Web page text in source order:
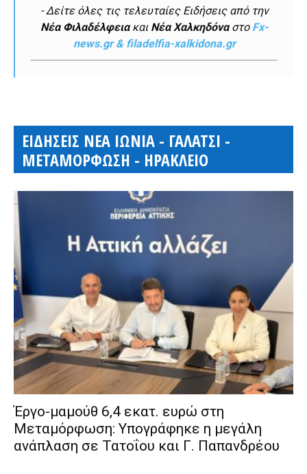
- Δείτε όλες τις τελευταίες Ειδήσεις από την
Νέα Φιλαδέλφειακαι Νέα Χαλκηδόναστο Fx-
news.gr & filadelfia-xalkidona.gr
ΕΙΔΗΣΕΙΣ ΝΕΑ ΙΩΝΙΑ - ΓΑΛΑΤΣΙ -
ΜΕΤΑΜΟΡΦΩΣΗ - ΗΡΑΚΛΕΙΟ
Έργο-μαμούθ 6,4 εκατ. ευρώ στη
Μεταμόρφωση: Υπογράφηκε η μεγάλη
ανάπλαση σε Τατοΐου και Γ. Παπανδρέου